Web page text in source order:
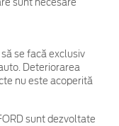
sunt necesare
se facă exclusiv
Deteriorarea
nu este acoperită
sunt dezvoltate